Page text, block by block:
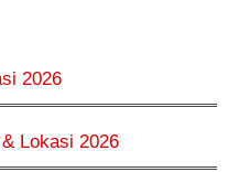
2026
Lokasi 2026